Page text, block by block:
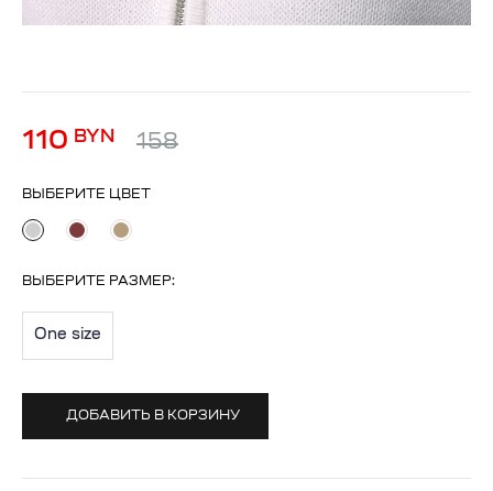
110 BYN 158
ВЫБЕРИТЕ ЦВЕТ
ВЫБЕРИТЕ РАЗМЕР:
One size
ДОБАВИТЬ В КОРЗИНУ